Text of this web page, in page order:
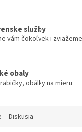
služby
vám čokoľvek i zviažeme
obaly
obálky na mieru
Diskusia